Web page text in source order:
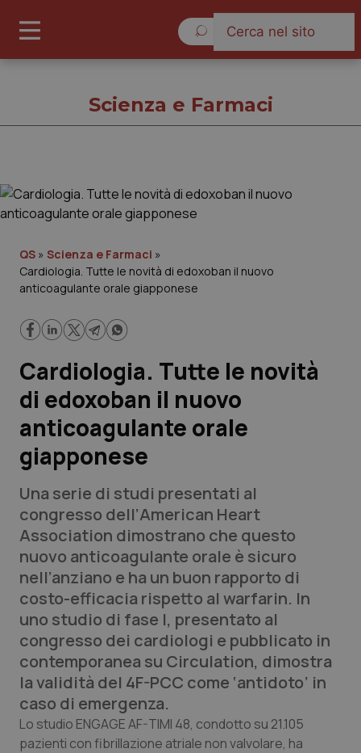
Governo e Parlamento
Regioni e Asl
Lavoro e Professioni
Scienza e Farmaci
Studi e Analisi
Lettere al direttore
Edizioni Regionali
QS Pro
Professionisti Sanitari.AI
Abruzzo
Basilicata
Calabria
QS Pro Gold
Artrite & artrosi
Asma & BPCO
QS Club Newsletter
Scienza e Farmaci
QS » Scienza e Farmaci »
Cardiologia. Tutte le novità di edoxoban il nuovo
anticoagulante orale giapponese
Cardiologia. Tutte le novità
di edoxoban il nuovo
anticoagulante orale
giapponese
Una serie di studi presentati al
congresso dell’American Heart
Association dimostrano che questo
nuovo anticoagulante orale è sicuro
nell’anziano e ha un buon rapporto di
costo-efficacia rispetto al warfarin. In
uno studio di fase I, presentato al
congresso dei cardiologi e pubblicato in
contemporanea su Circulation, dimostra
la validità del 4F-PCC come ‘antidoto’ in
caso di emergenza.
Lo studio ENGAGE AF-TIMI 48, condotto su 21.105
pazienti con fibrillazione atriale non valvolare, ha